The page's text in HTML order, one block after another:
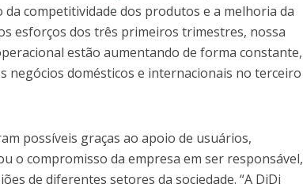
competitividade dos produtos e a melhoria da
esforços dos três primeiros trimestres, nossa
estão aumentando de forma constante,
negócios domésticos e internacionais no terceiro
possíveis graças ao apoio de usuários,
o compromisso da empresa em ser responsável,
de diferentes setores da sociedade. “A DiDi